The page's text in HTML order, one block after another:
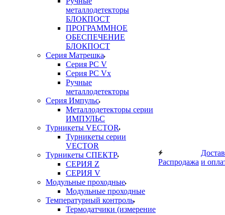
металлодетекторы
БЛОКПОСТ
ПРОГРАММНОЕ
ОБЕСПЕЧЕНИЕ
БЛОКПОСТ
Серия Матрешка
Серия PC V
Серия PC Vx
Ручные
металлодетекторы
Серия Импульс
Металлодетекторы серии
ИМПУЛЬС
Турникеты VECTOR
Турникеты серии
VECTOR
Турникеты СПЕКТР
СЕРИЯ Z
СЕРИЯ V
Модульные проходные
Модульные проходные
Температурный контроль
Термодатчики (измерение
Распродажа и